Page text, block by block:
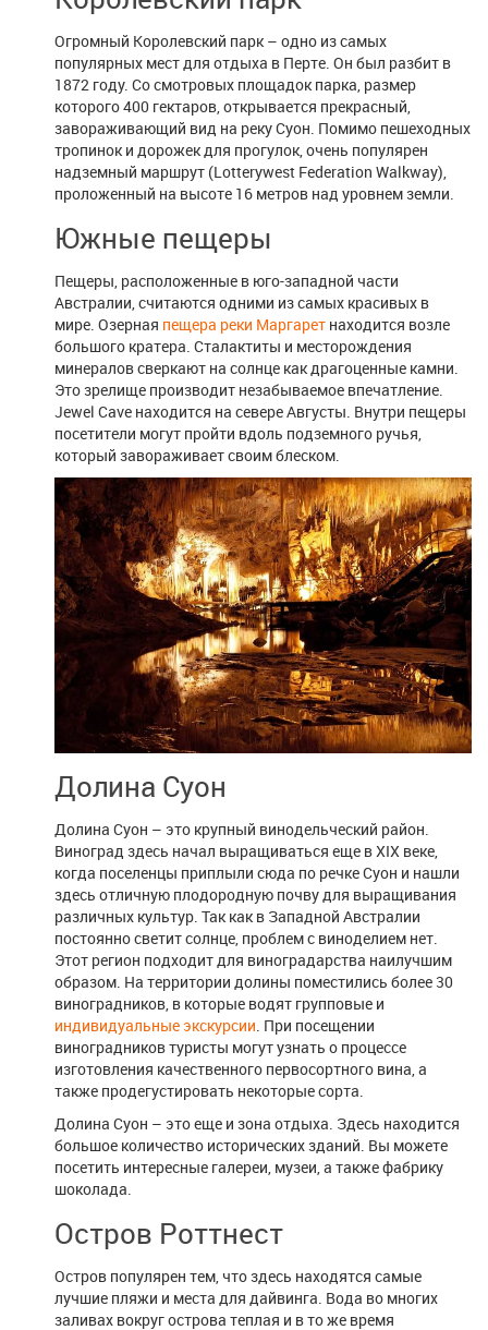
Огромный Королевский парк – одно из самых
популярных мест для отдыха в Перте. Он был разбит в
1872 году. Со смотровых площадок парка, размер
которого 400 гектаров, открывается прекрасный,
завораживающий вид на реку Суон. Помимо пешеходных
тропинок и дорожек для прогулок, очень популярен
надземный маршрут (Lotterywest Federation Walkway),
проложенный на высоте 16 метров над уровнем земли.
Южные пещеры
Пещеры, расположенные в юго-западной части
Австралии, считаются одними из самых красивых в
мире. Озерная пещера реки Маргарет находится возле
большого кратера. Сталактиты и месторождения
минералов сверкают на солнце как драгоценные камни.
Это зрелище производит незабываемое впечатление.
Jewel Cave находится на севере Августы. Внутри пещеры
посетители могут пройти вдоль подземного ручья,
который завораживает своим блеском.
Долина Суон
Долина Суон – это крупный винодельческий район.
Виноград здесь начал выращиваться еще в XIX веке,
когда поселенцы приплыли сюда по речке Суон и нашли
здесь отличную плодородную почву для выращивания
различных культур. Так как в Западной Австралии
постоянно светит солнце, проблем с виноделием нет.
Этот регион подходит для виноградарства наилучшим
образом. На территории долины поместились более 30
виноградников, в которые водят групповые и
индивидуальные экскурсии. При посещении
виноградников туристы могут узнать о процессе
изготовления качественного первосортного вина, а
также продегустировать некоторые сорта.
Долина Суон – это еще и зона отдыха. Здесь находится
большое количество исторических зданий. Вы можете
посетить интересные галереи, музеи, а также фабрику
шоколада.
Остров Роттнест
Остров популярен тем, что здесь находятся самые
лучшие пляжи и места для дайвинга. Вода во многих
заливах вокруг острова теплая и в то же время